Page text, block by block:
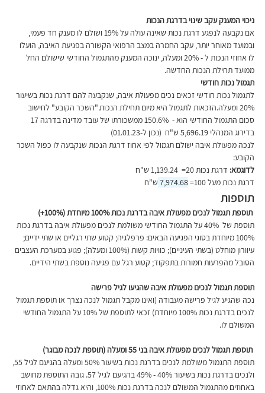
ניכוי המענק עקב שינוי בדרגת הנכות
אם נקבעה לנפגע דרגת נכות שאינה עולה על 19% ושולם לו מענק חד פעמי,
ובמועד מאוחר יותר, עקב החמרה במצב הרפואי הקשורה בפגיעת האיבה, הועלו
לו אחוזי הנכות ל - 20% ומעלה, ינוכה המענק מהתגמול החודשי שישולם החל
ממועד תחילת הנכות החדשה.
תגמול נכות חודשי
לתגמול נכות חודשי זכאים נכים מפעולת איבה, שנקבעה להם דרגת נכות בשיעור
20% ומעלה.הזכאות לתגמול היא מיום תחילת הנכות."השכר הקובע" לחישוב
סכום התגמול החודשי הוא -  150.6% ממשכורתו של עובד מדינה בדרגה 17
בדירוג המנהלי 5,696.19 ש"ח  (נכון ל-01.01.23)
לנכה מפעולת איבה ישולם תגמול לפי אחוז דרגת הנכות שנקבעה לו כפול השכר
הקובע:
לדוגמא: דרגת נכות20=  1,139.24 ש"ח
דרגת נכותמעל 100= 7,974.68 ש"ח
תוספות
תוספת תגמול לנכים מפעולת איבה בדרגת נכות 100% מיוחדת (100%+)
תוספת של  40% על התגמול החודשי משולמת לנכים מפעולת איבה בדרגת נכות
100% מיוחדת בסוגי הפגיעה הבאים: פרפלגיה; קטוע שתי רגליים או שתי ידיים;
עיוורון מוחלט (בשתי העיניים); כוויות קשות (100% ומעלה); פגוע במערכת העצבים
הסובל מהפרעות חמורות בתפקוד; קטוע רגל עם פגיעה נוספת בשתי הידיים.
תוספת תגמול לנכים מפעולת איבה שהגיעו לגיל פרישה
נכה שהגיע לגיל פרישה מעבודה (ואינו מקבל תגמול לנכה נצרך או תוספת תגמול
לנכים בדרגת נכות 100% מיוחדת) זכאי לתוספת של 10% על התגמול החודשי
המשולם לו.
תוספת תגמול לנכים מפעולת איבה בני 55 ומעלה (תוספת לנכה מבוגר)
תוספת התגמול משולמת לנכים בדרגת נכות בשיעור 50% ומעלה בהגיעם לגיל 55,
ולנכים בדרגת נכות בשיעור 40% - 49% בהגיעם לגיל 57. גובה התוספת מחושב
באחוזים מהתגמול המשולם לנכה בדרגת נכות 100%, והיא גדלה בהתאם לאחוזי